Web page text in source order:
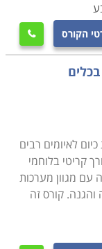
הקורס 
לאיומים רבים
קריטי בלוחמי
עם מגוון מערכות
והגנה. קורס זה